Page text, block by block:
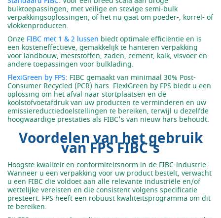
bulktoepassingen, met veilige en stevige semi-bulk
verpakkingsoplossingen, of het nu gaat om poeder-, korrel- of
vlokkenproducten.
Onze FIBC met 1 & 2 lussen biedt optimale efficiëntie en is
een kosteneffectieve, gemakkelijk te hanteren verpakking
voor landbouw, meststoffen, zaden, cement, kalk, visvoer en
andere toepassingen voor bulklading.
FlexiGreen by FPS: FIBC gemaakt van minimaal 30% Post-
Consumer Recycled (PCR) hars. FlexiGreen by FPS biedt u een
oplossing om het afval naar stortplaatsen en de
koolstofvoetafdruk van uw producten te verminderen en uw
emissiereductiedoelstellingen te bereiken, terwijl u dezelfde
hoogwaardige prestaties als FIBC's van nieuw hars behoudt.
Voordelen van het gebruik
van FPS FIBC's
Hoogste kwaliteit en conformiteitsnorm in de FIBC-industrie:
Wanneer u een verpakking voor uw product bestelt, verwacht
u een FIBC die voldoet aan alle relevante industriële en/of
wettelijke vereisten en die consistent volgens specificatie
presteert. FPS heeft een robuust kwaliteitsprogramma om dit
te bereiken.